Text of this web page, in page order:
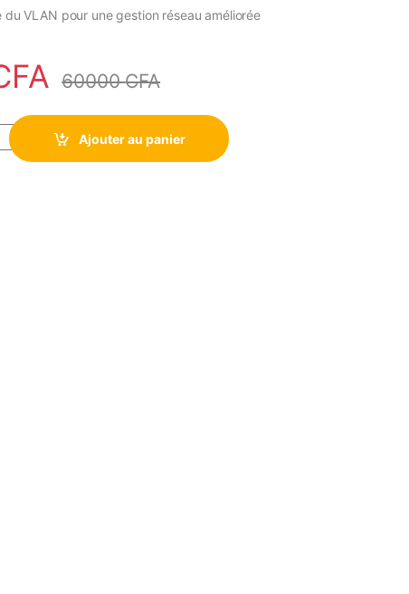
du VLAN pour une gestion réseau améliorée
60000CFA
EAP110 Indoor WiFi N 300 Mbps quantity
Ajouter au panier